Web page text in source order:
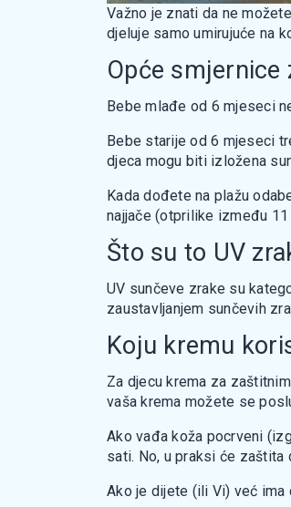
Važno je znati da ne
djeluje samo umirujuće na
Opće smjernice
Bebe mlađe od 6 mjeseci
Bebe starije od 6 mjeseci
djeca mogu biti izložena
Kada dođete na plažu
najjače (otprilike između
Što su to UV
UV sunčeve zrake su
zaustavljanjem sunčevih
Koju kremu
Za djecu krema za
vaša krema možete se
Ako vađa koža pocrveni
sati. No, u praksi će
Ako je dijete (ili Vi) već ima